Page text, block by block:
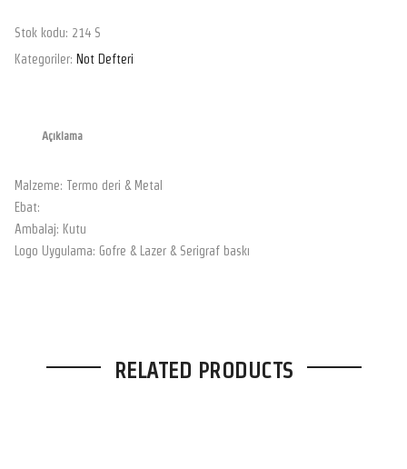
Stok kodu: 214 S
Kategoriler: Not Defteri
Açıklama
Malzeme: Termo deri & Metal
Ebat:
Ambalaj: Kutu
Logo Uygulama: Gofre & Lazer & Serigraf baskı
RELATED PRODUCTS